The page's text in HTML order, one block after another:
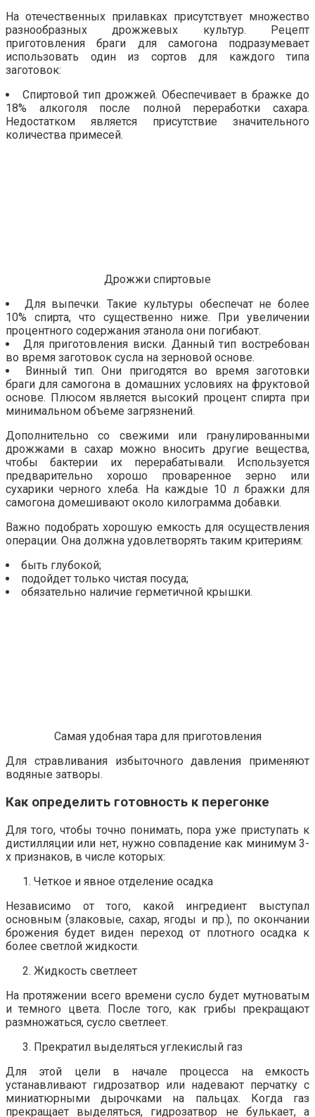
На отечественных прилавках присутствует множество
разнообразных дрожжевых культур. Рецепт
приготовления браги для самогона подразумевает
использовать один из сортов для каждого типа
заготовок:
Спиртовой тип дрожжей. Обеспечивает в бражке до
18% алкоголя после полной переработки сахара.
Недостатком является присутствие значительного
количества примесей.
Дрожжи спиртовые
Для выпечки. Такие культуры обеспечат не более
10% спирта, что существенно ниже. При увеличении
процентного содержания этанола они погибают.
Для приготовления виски. Данный тип востребован
во время заготовок сусла на зерновой основе.
Винный тип. Они пригодятся во время заготовки
браги для самогона в домашних условиях на фруктовой
основе. Плюсом является высокий процент спирта при
минимальном объеме загрязнений.
Дополнительно со свежими или гранулированными
дрожжами в сахар можно вносить другие вещества,
чтобы бактерии их перерабатывали. Используется
предварительно хорошо проваренное зерно или
сухарики черного хлеба. На каждые 10 л бражки для
самогона домешивают около килограмма добавки.
Важно подобрать хорошую емкость для осуществления
операции. Она должна удовлетворять таким критериям:
быть глубокой;
подойдет только чистая посуда;
обязательно наличие герметичной крышки.
Самая удобная тара для приготовления
Для стравливания избыточного давления применяют
водяные затворы.
Как определить готовность к перегонке
Для того, чтобы точно понимать, пора уже приступать к
дистилляции или нет, нужно совпадение как минимум 3-
х признаков, в числе которых:
Четкое и явное отделение осадка
Независимо от того, какой ингредиент выступал
основным (злаковые, сахар, ягоды и пр.), по окончании
брожения будет виден переход от плотного осадка к
более светлой жидкости.
Жидкость светлеет
На протяжении всего времени сусло будет мутноватым
и темного цвета. После того, как грибы прекращают
размножаться, сусло светлеет.
Прекратил выделяться углекислый газ
Для этой цели в начале процесса на емкость
устанавливают гидрозатвор или надевают перчатку с
миниатюрными дырочками на пальцах. Когда газ
прекращает выделяться, гидрозатвор не булькает, а